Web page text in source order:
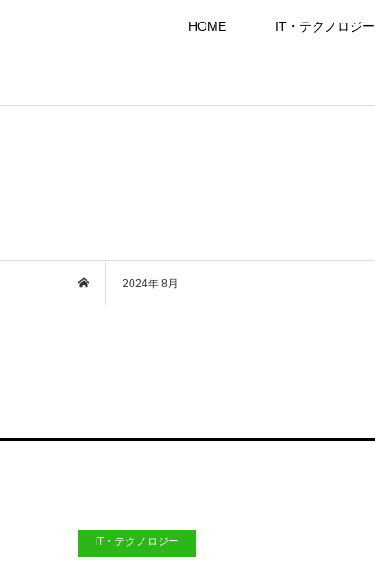
HOME IT・テクノロジー
2024年 8月
IT・テクノロジー